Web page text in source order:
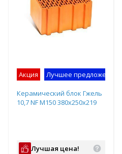
Акция Лучшее предложение
Керамический блок Гжель
10,7 NF М150 380х250х219
Лучшая цена!